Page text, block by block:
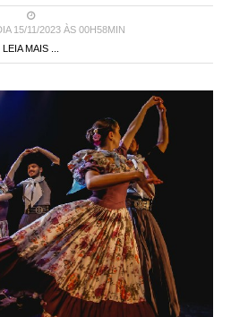
15/11/2023 ÀS 00H58MIN
LEIA MAIS ...